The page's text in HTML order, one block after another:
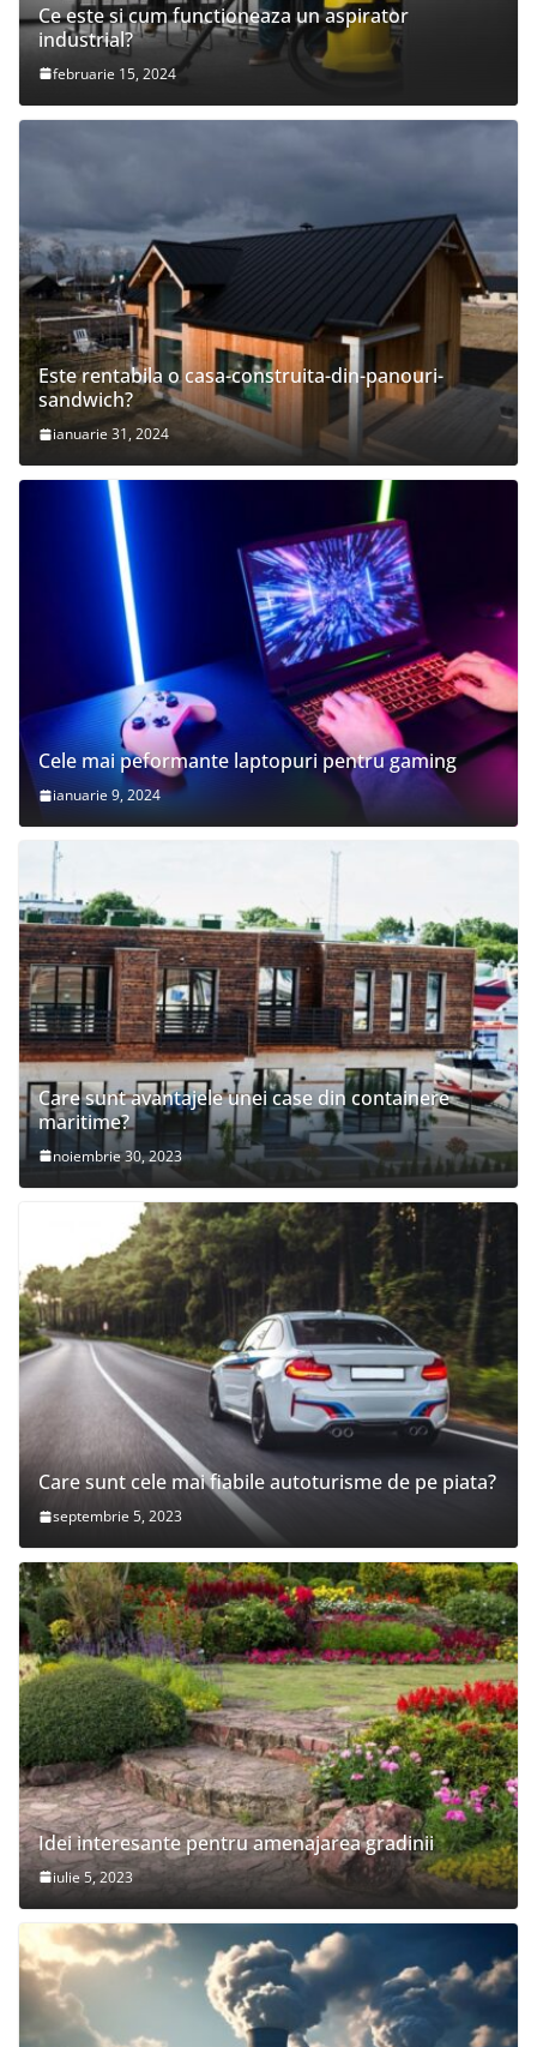
Ce este si cum functioneaza un aspirator
industrial?
februarie 15, 2024
Este rentabila o casa-construita-din-panouri-
sandwich?
ianuarie 31, 2024
Cele mai peformante laptopuri pentru gaming
ianuarie 9, 2024
Care sunt avantajele unei case din containere
maritime?
noiembrie 30, 2023
Care sunt cele mai fiabile autoturisme de pe piata?
septembrie 5, 2023
Idei interesante pentru amenajarea gradinii
iulie 5, 2023